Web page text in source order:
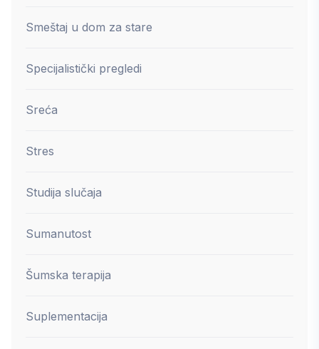
Smeštaj u dom za stare
Specijalistički pregledi
Sreća
Stres
Studija slučaja
Sumanutost
Šumska terapija
Suplementacija